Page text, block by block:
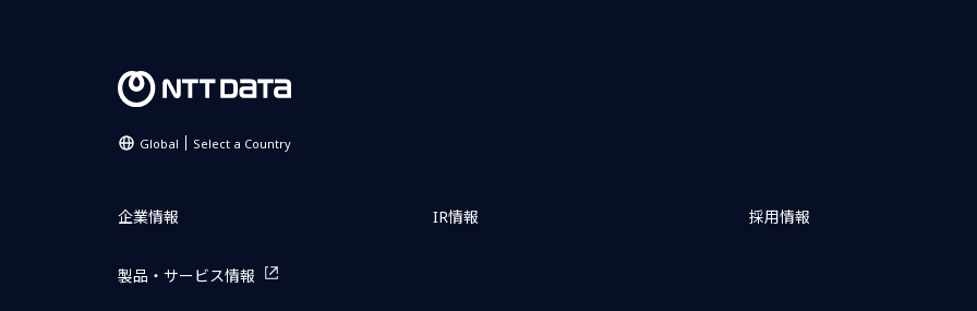
Global Select a Country
企業情報 IR情報 採用情報
製品・サービス情報